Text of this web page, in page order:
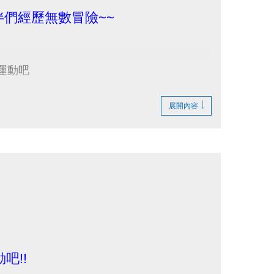
經歷無數冒險~~
動吧
展開內容
吧!!